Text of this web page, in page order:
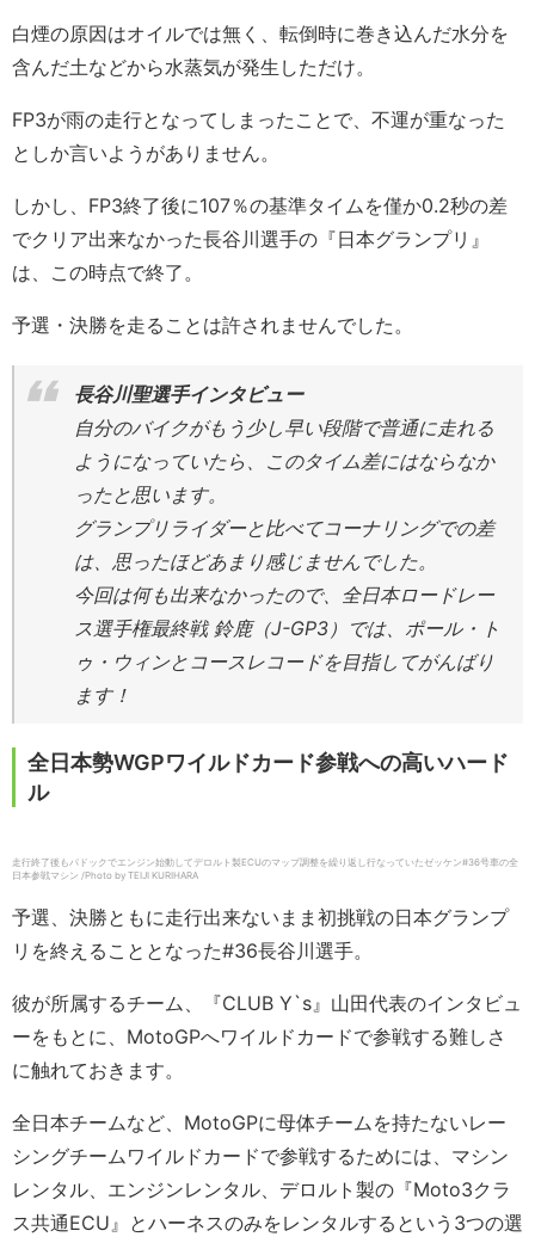
白煙の原因はオイルでは無く、転倒時に巻き込んだ水分を
含んだ土などから水蒸気が発生しただけ。
FP3が雨の走行となってしまったことで、不運が重なった
としか言いようがありません。
しかし、FP3終了後に107％の基準タイムを僅か0.2秒の差
でクリア出来なかった長谷川選手の『日本グランプリ』
は、この時点で終了。
予選・決勝を走ることは許されませんでした。
長谷川聖選手インタビュー
自分のバイクがもう少し早い段階で普通に走れる
ようになっていたら、このタイム差にはならなか
ったと思います。
グランプリライダーと比べてコーナリングでの差
は、思ったほどあまり感じませんでした。
今回は何も出来なかったので、全日本ロードレー
ス選手権最終戦 鈴鹿（J-GP3）では、ポール・ト
ゥ・ウィンとコースレコードを目指してがんばり
ます！
全日本勢WGPワイルドカード参戦への高いハード
ル
走行終了後もパドックでエンジン始動してデロルト製ECUのマップ調整を繰り返し行なっていたゼッケン#36号車の全
日本参戦マシン /Photo by TEIJI KURIHARA
予選、決勝ともに走行出来ないまま初挑戦の日本グランプ
リを終えることとなった#36長谷川選手。
彼が所属するチーム、『CLUB Y`s』山田代表のインタビュ
ーをもとに、MotoGPへワイルドカードで参戦する難しさ
に触れておきます。
全日本チームなど、MotoGPに母体チームを持たないレー
シングチームワイルドカードで参戦するためには、マシン
レンタル、エンジンレンタル、デロルト製の『Moto3クラ
ス共通ECU』とハーネスのみをレンタルするという3つの選